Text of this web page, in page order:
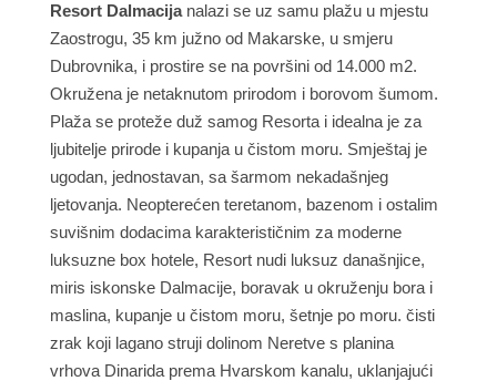
Resort Dalmacijanalazi se uz samu plažu u mjestu
Zaostrogu, 35 km južno od Makarske, u smjeru
Dubrovnika, i prostire se na površini od 14.000 m2.
Okružena je netaknutom prirodom i borovom šumom.
Plaža se proteže duž samog Resorta i idealna je za
ljubitelje prirode i kupanja u čistom moru. Smještaj je
ugodan, jednostavan, sa šarmom nekadašnjeg
ljetovanja. Neopterećen teretanom, bazenom i ostalim
suvišnim dodacima karakterističnim za moderne
luksuzne box hotele, Resort nudi luksuz današnjice,
miris iskonske Dalmacije, boravak u okruženju bora i
maslina, kupanje u čistom moru, šetnje po moru. čisti
zrak koji lagano struji dolinom Neretve s planina
vrhova Dinarida prema Hvarskom kanalu, uklanjajući